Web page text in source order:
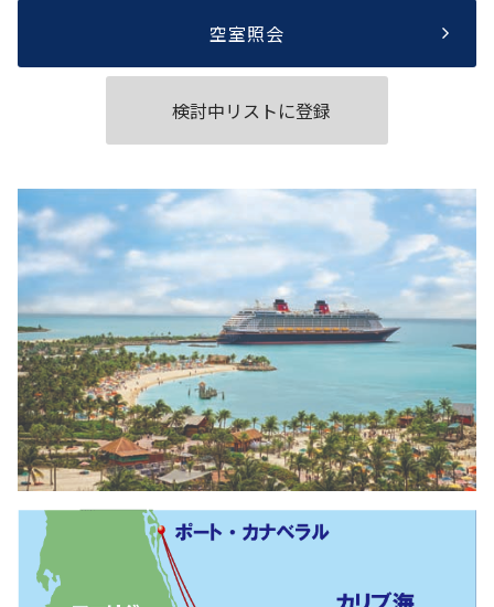
空室照会
検討中リストに登録